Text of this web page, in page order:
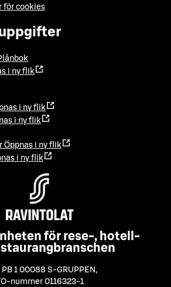
för cookies
i ny flik
i ny flik
i ny flik
Öppnas i ny flik
i ny flik
för rese-, hotell-
PB 1 00088 S-GRUPPEN ,
nummer 0116323-1